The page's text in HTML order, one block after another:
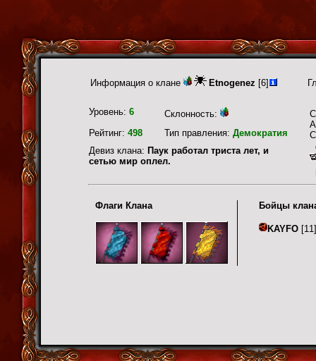
Информация о клане Etnogenez [6]
Уровень: 6 Склонность:
Рейтинг: 498 Тип правления: Демократия
Девиз клана: Паук работал триста лет, и
сетью мир оплел.
Флаги Клана Бойцы
KAYFO [11]